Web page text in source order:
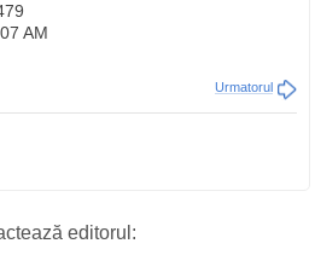
AM
Urmatorul
editorul: